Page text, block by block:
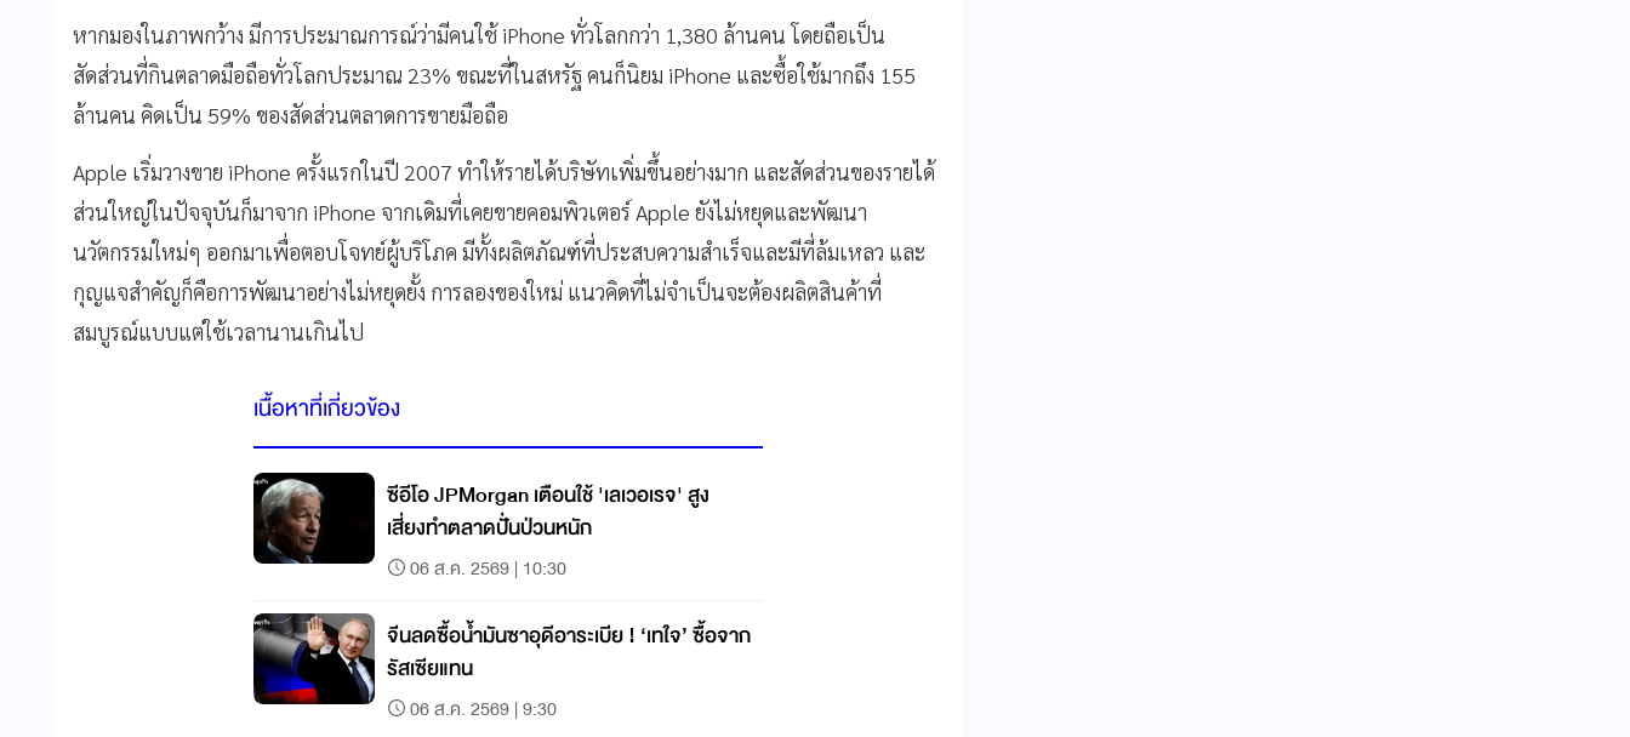
หากมองในภาพกว้าง มีการประมาณการณ์ว่ามีคนใช้ iPhone ทั่วโลกกว่า 1,380 ล้านคน โดยถือเป็น
สัดส่วนที่กินตลาดมือถือทั่วโลกประมาณ 23% ขณะที่ในสหรัฐ คนก็นิยม iPhone และซื้อใช้มากถึง 155
ล้านคน คิดเป็น 59% ของสัดส่วนตลาดการขายมือถือ
Apple เริ่มวางขาย iPhone ครั้งแรกในปี 2007 ทำให้รายได้บริษัทเพิ่มขึ้นอย่างมาก และสัดส่วนของรายได้
ส่วนใหญ่ในปัจจุบันก็มาจาก iPhone จากเดิมที่เคยขายคอมพิวเตอร์ Apple ยังไม่หยุดและพัฒนา
นวัตกรรมใหม่ๆ ออกมาเพื่อตอบโจทย์ผู้บริโภค มีทั้งผลิตภัณฑ์ที่ประสบความสำเร็จและมีที่ล้มเหลว และ
กุญแจสำคัญก็คือการพัฒนาอย่างไม่หยุดยั้ง การลองของใหม่ แนวคิดที่ไม่จำเป็นจะต้องผลิตสินค้าที่
สมบูรณ์แบบแต่ใช้เวลานานเกินไป
เนื้อหาที่เกี่ยวข้อง
ซีอีโอ JPMorgan เตือนใช้ 'เลเวอเรจ' สูง
เสี่ยงทำตลาดปั่นป่วนหนัก
06 ส.ค. 2569 | 10:30
จีนลดซื้อน้ำมันซาอุดีอาระเบีย ! ‘เทใจ’ ซื้อจาก
รัสเซียแทน
06 ส.ค. 2569 | 9:30